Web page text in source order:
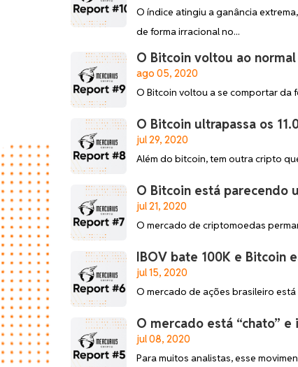
O índice atingiu a ganância
de forma irracional no...
O Bitcoin voltou ao
ago 05, 2020
O Bitcoin voltou a se comportar da
O Bitcoin ultrapassa os
jul 29, 2020
Além do bitcoin, tem outra cripto
O Bitcoin está parecendo
jul 21, 2020
O mercado de criptomoedas
IBOV bate 100K e Bitcoin
jul 15, 2020
O mercado de ações brasileiro
O mercado está “chato”
jul 08, 2020
Para muitos analistas, esse